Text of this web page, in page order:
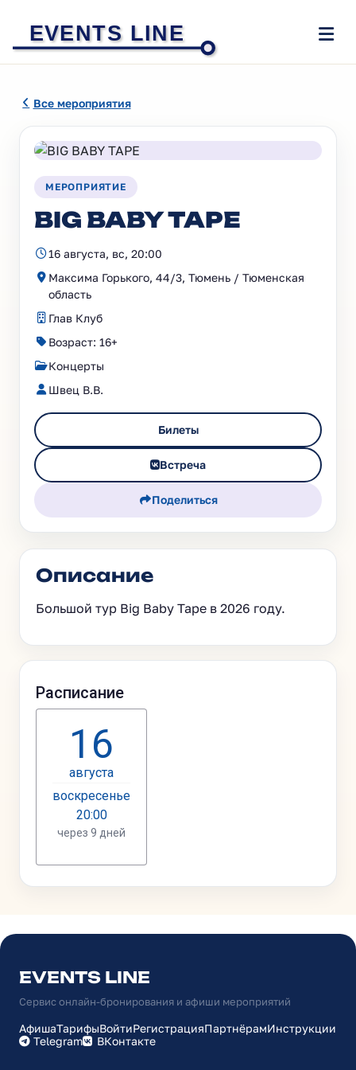
EVENTS LINE
Все мероприятия
МЕРОПРИЯТИЕ
BIG BABY TAPE
16 августа, вс, 20:00
Максима Горького, 44/3, Тюмень / Тюменская
область
Глав Клуб
Возраст: 16+
Концерты
Швец В.В.
Билеты
Встреча
Поделиться
Описание
Большой тур Big Baby Tape в 2026 году.
EVENTS LINE
Сервис онлайн-бронирования и афиши мероприятий
АфишаТарифыВойтиРегистрацияПартнёрамИнструкции
Telegram
ВКонтакте